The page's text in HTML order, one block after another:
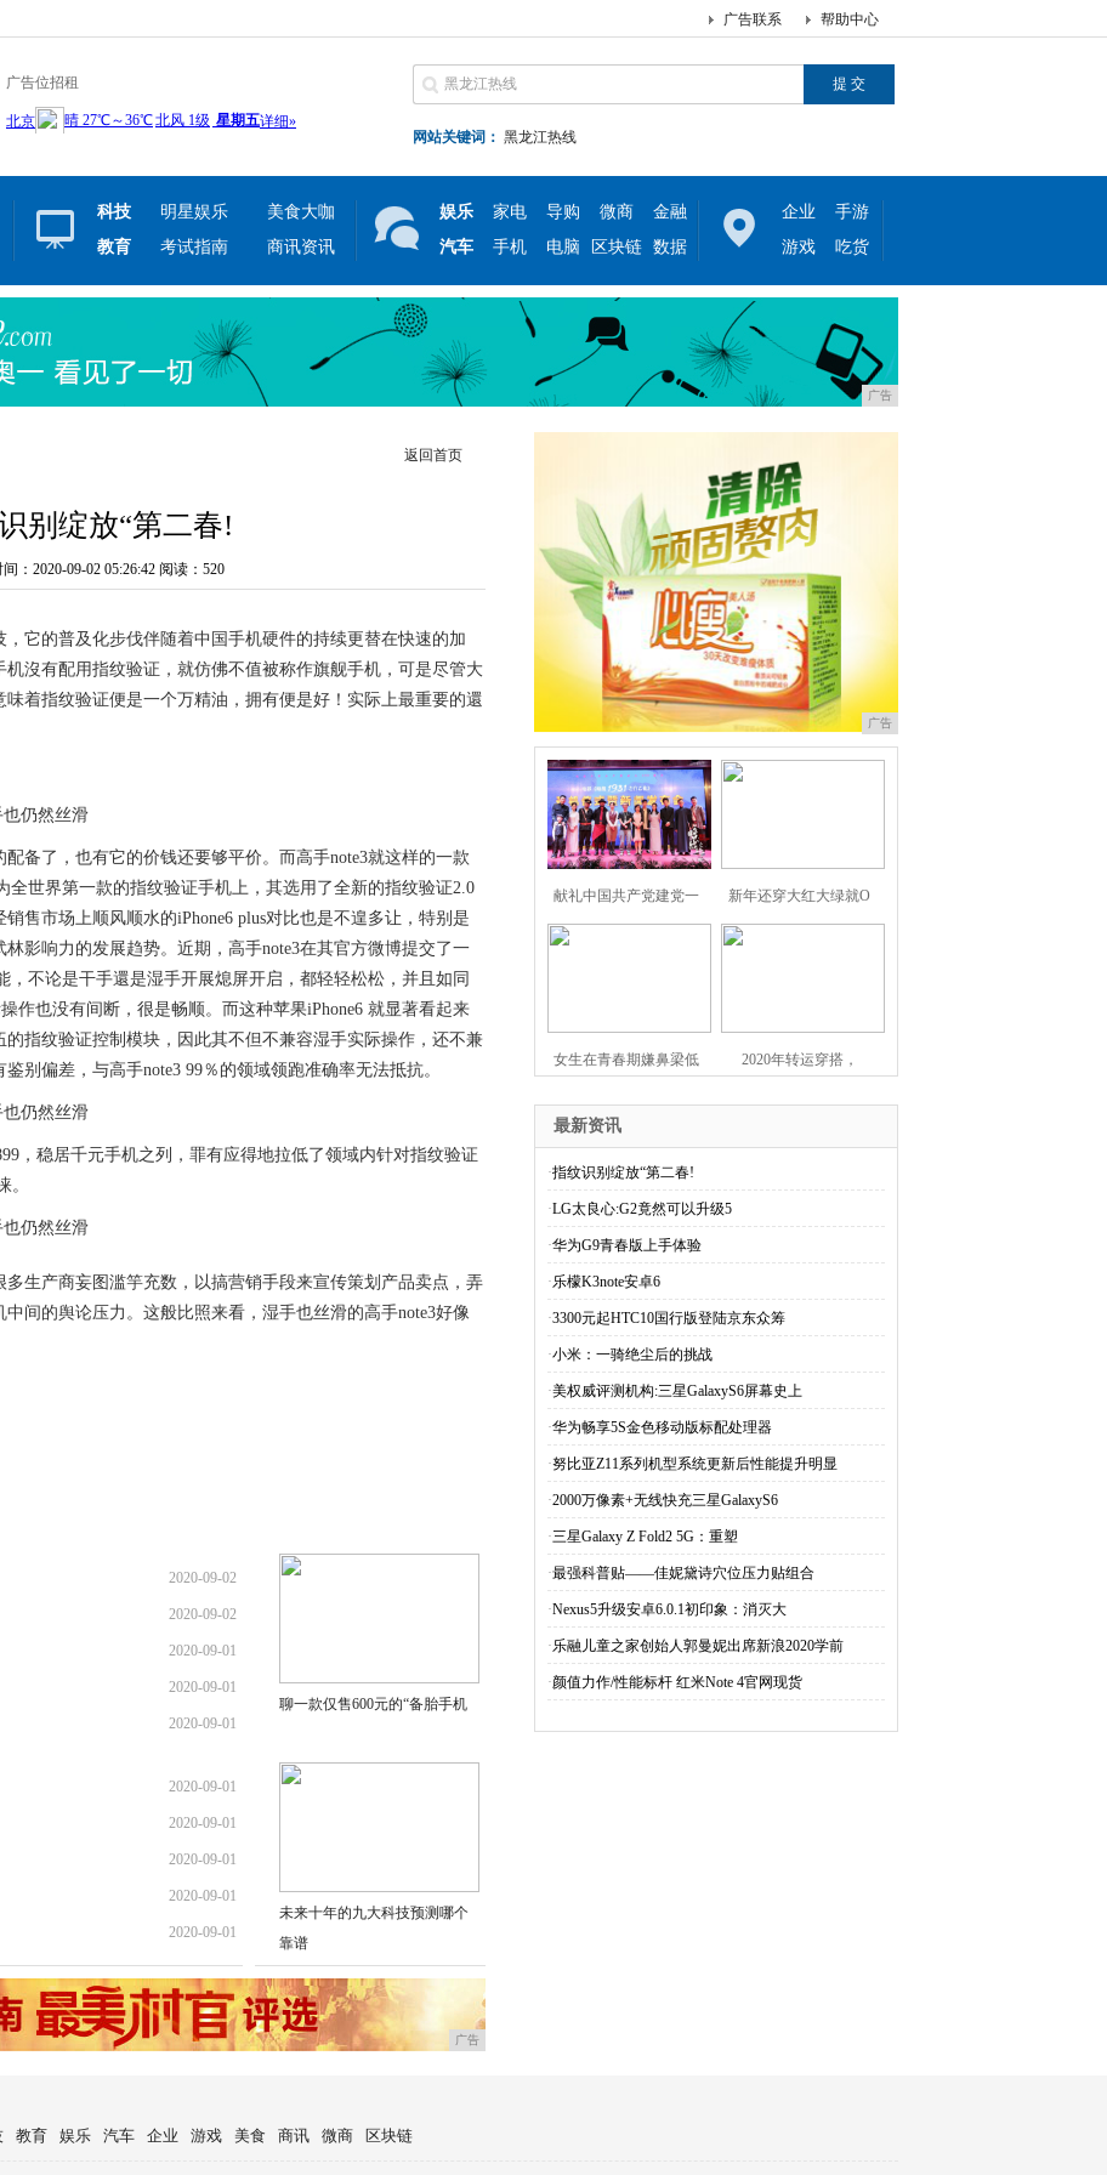
帮助中心
广告联系
广告位招租
网站关键词： 黑龙江热线
科技 明星娱乐
美食大咖
教育
考试指南 商讯资讯
娱乐 家电 导购 微商
金融
汽车
手机 电脑 区块链 数据
企业
手游
游戏
吃货
广告
返回首页
别绽放“第二春!
：2020-09-02 05:26:42 阅读：520
它的普及化步伐伴随着中国手机硬件的持续更替在快速的加
沒有配用指纹验证，就仿佛不值被称作旗舰手机，可是尽管大
着指纹验证便是一个万精油，拥有便是好！实际上最重要的還
备了，也有它的价钱还要够平价。而高手note3就这样的一款
全世界第一款的指纹验证手机上，其选用了全新的指纹验证2.0
售市场上顺风顺水的iPhone6 plus对比也是不遑多让，特别是
影响力的发展趋势。近期，高手note3在其官方微博提交了一
，不论是干手還是湿手开展熄屏开启，都轻轻松松，并且如同
作也没有间断，很是畅顺。而这种苹果iPhone6 就显著看起来
指纹验证控制模块，因此其不但不兼容湿手实际操作，还不兼
鉴别偏差，与高手note3 99％的领域领跑准确率无法抵抗。
，稳居千元手机之列，罪有应得地拉低了领域内针对指纹验证
。
生产商妄图滥竽充数，以搞营销手段来宣传策划产品卖点，弄
间的舆论压力。这般比照来看，湿手也丝滑的高手note3好像
2020-09-02
2020-09-02
2020-09-01
2020-09-01
2020-09-01
2020-09-01
2020-09-01
2020-09-01
2020-09-01
2020-09-01
聊一款仅售600元的“备胎手机
未来十年的九大科技预测哪个
靠谱
广告
广告
献礼中国共产党建党一 新年还穿大红大绿就O
女生在青春期嫌鼻梁低 2020年转运穿搭，
最新资讯
·指纹识别绽放“第二春!
·LG太良心:G2竟然可以升级5
·华为G9青春版上手体验
·乐檬K3note安卓6
·3300元起HTC10国行版登陆京东众筹
·小米：一骑绝尘后的挑战
·美权威评测机构:三星GalaxyS6屏幕史上
·华为畅享5S金色移动版标配处理器
·努比亚Z11系列机型系统更新后性能提升明显
·2000万像素+无线快充三星GalaxyS6
·三星Galaxy Z Fold2 5G：重塑
·最强科普贴——佳妮黛诗穴位压力贴组合
·Nexus5升级安卓6.0.1初印象：消灭大
·乐融儿童之家创始人郭曼妮出席新浪2020学前
·颜值力作/性能标杆 红米Note 4官网现货
教育 娱乐 汽车 企业 游戏 美食 商讯 微商 区块链